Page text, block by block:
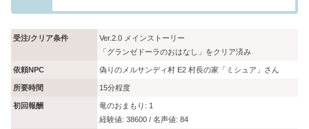
受注/クリア条件
Ver.2.0 メインストーリー
「グランゼドーラのおはなし」をクリア済み
依頼NPC 偽りのメルサンディ村 E2 村長の家「ミシュア」さん
所要時間 15分程度
初回報酬
竜のおまもり: 1
経験値: 38600 / 名声値: 84